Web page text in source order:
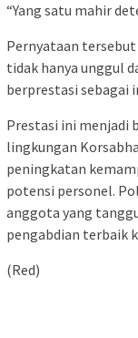
“Yang satu mahir
Pernyataan
tidak hanya unggul
berprestasi sebagai
Prestasi ini menjadi
lingkungan
peningkatan
potensi personel.
anggota yang
pengabdian terbaik
(Red)